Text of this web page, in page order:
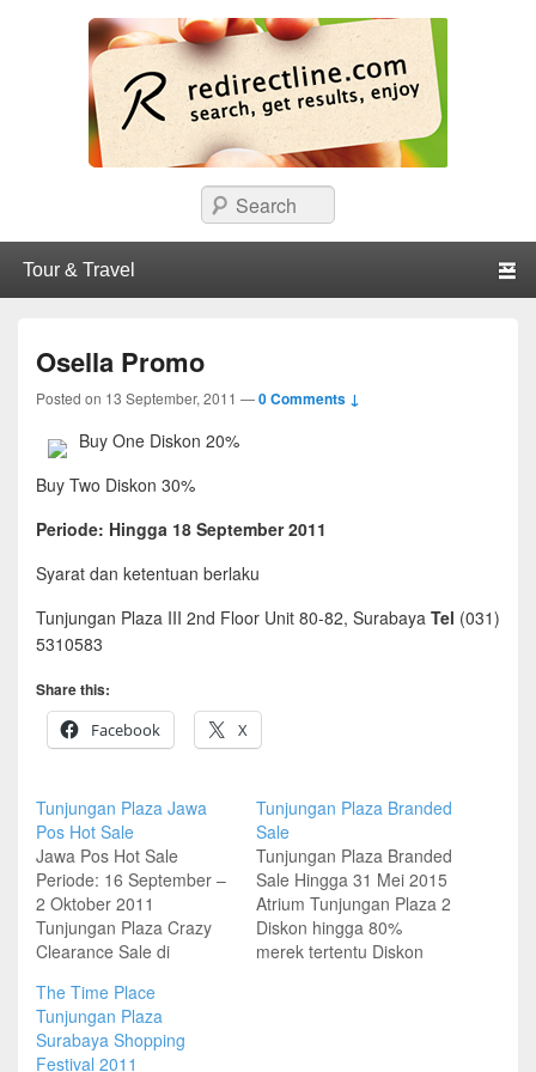
Surabaya.
Search
Osella Promo
Posted on 13 September, 2011 —0 Comments ↓
Buy One Diskon 20%
Buy Two Diskon 30%
Periode: Hingga 18 September 2011
Syarat dan ketentuan berlaku
Tunjungan Plaza III 2nd Floor Unit 80-82, Surabaya Tel (031)
5310583
Share this:
Facebook
X
Tunjungan Plaza Jawa
Pos Hot Sale
Jawa Pos Hot Sale
Periode: 16 September –
2 Oktober 2011
Tunjungan Plaza Crazy
Clearance Sale di
September – 2 Oktober
2011 Nine West, Mango,
Guess, Raoul, Esprit,
Tunjungan Plaza Branded
Sale
Tunjungan Plaza Branded
Sale Hingga 31 Mei 2015
Atrium Tunjungan Plaza 2
Diskon hingga 80%
merek tertentu Diskon
The Time Place
Tunjungan Plaza
Surabaya Shopping
Festival 2011